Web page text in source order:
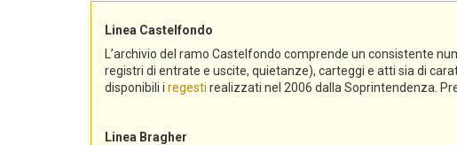
Linea Castelfondo
L’archivio del ramo Castelfondo comprende un consistente
registri di entrate e uscite, quietanze), carteggi e atti sia di
disponibili i regesti realizzati nel 2006 dalla Soprintendenza.
Linea Bragher